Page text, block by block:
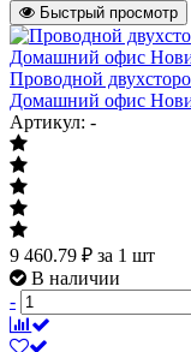
Быстрый просмотр
Проводной
Домашний офис
Артикул: -
9 460.79 ₽ за 1 шт
В наличии
-